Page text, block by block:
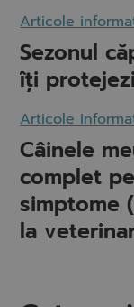
Articole
Sezonul
îți
Articole
Câinele
complet
simptome
la